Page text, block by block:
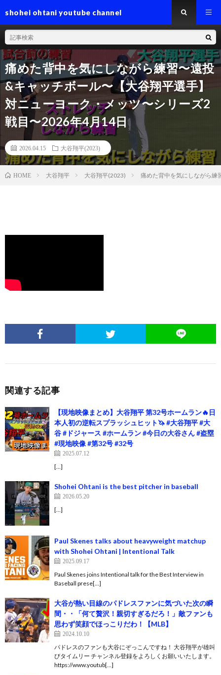
shohei ohtani youtube channel
痛めた背中を気にしながら練習〜遠投
&キャッチボール〜【大谷翔平選手】
対ニューヨーク・メッツ〜シリーズ2
戦目〜2026年4月14日
2026.04.15 大谷翔平(2023)
HOME 大谷翔平 大谷翔平(2023) 痛めた背中を気にしながら練
関連する記事
【現地映像まとめ】大谷翔平 第32号ホームラン🔥日
本人初の逆転スプラッシュヒット🦄 #大谷翔平 #大
谷 #ドジャース #ホームラン #今日の大谷さん #盗塁
#現地映像 #第32号 #32号
2025.07.12
[…]
Shohei Ohtani is the best pitcher in baseball
2026.05.20
[…]
Paul Skenes talks about heavyweight matchup
with Shohei Ohtani | Intentional Talk
2025.09.17
Paul Skenes joins Intentional talk for the Best Interview in
Baseball prese[…]
大谷が熱い目線のパドレスファンに気づいた次の瞬
間・・「何て贅沢！親切すぎるだろ！」敵ファンも
思わず笑顔でほっこりだわ！【MLB】
2024.10.10
パドレスのファンも大谷にぞっこんですね！ 大谷翔平が雄叫
びタイムリー チャンネル登録をよろしくお願いいたします。
https://www.youtub[…]